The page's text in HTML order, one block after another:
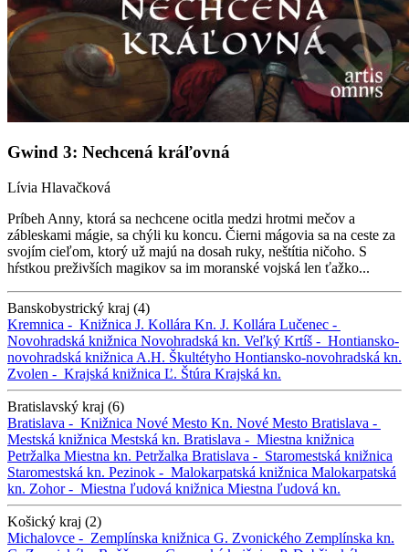
Gwind 3: Nechcená kráľovná
Lívia Hlavačková
Príbeh Anny, ktorá sa nechcene ocitla medzi hrotmi mečov a
zábleskami mágie, sa chýli ku koncu. Čierni mágovia sa na ceste za
svojím cieľom, ktorý už majú na dosah ruky, neštítia ničoho. S
hŕstkou preživších magikov sa im moranské vojská len ťažko...
Banskobystrický kraj (4)
Kremnica - Knižnica J. Kollára Kn. J. Kollára Lučenec -
Novohradská knižnica Novohradská kn. Veľký Krtíš - Hontiansko-
novohradská knižnica A.H. Škultétyho Hontiansko-novohradská kn.
Zvolen - Krajská knižnica Ľ. Štúra Krajská kn.
Bratislavský kraj (6)
Bratislava - Knižnica Nové Mesto Kn. Nové Mesto Bratislava -
Mestská knižnica Mestská kn. Bratislava - Miestna knižnica
Petržalka Miestna kn. Petržalka Bratislava - Staromestská knižnica
Staromestská kn. Pezinok - Malokarpatská knižnica Malokarpatská
kn. Zohor - Miestna ľudová knižnica Miestna ľudová kn.
Košický kraj (2)
Michalovce - Zemplínska knižnica G. Zvonického Zemplínska kn.